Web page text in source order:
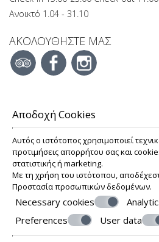
Ανοικτό 1.04 - 31.10
ΑΚΟΛΟΥΘΉΣΤΕ ΜΑΣ
ΕΝΤΥΠΏΣΕΙΣ
LINKS
© Powered by
Αποδοχή Cookies
Αυτός ο ιστότοπος χρησιμοποιεί
προτιμήσεις απορρήτου σας και
στατιστικής ή marketing.
Με τη χρήση του ιστότοπου,
Προστασία προσωπικών δεδομένων.
Necessary cookies
Preferences
User data